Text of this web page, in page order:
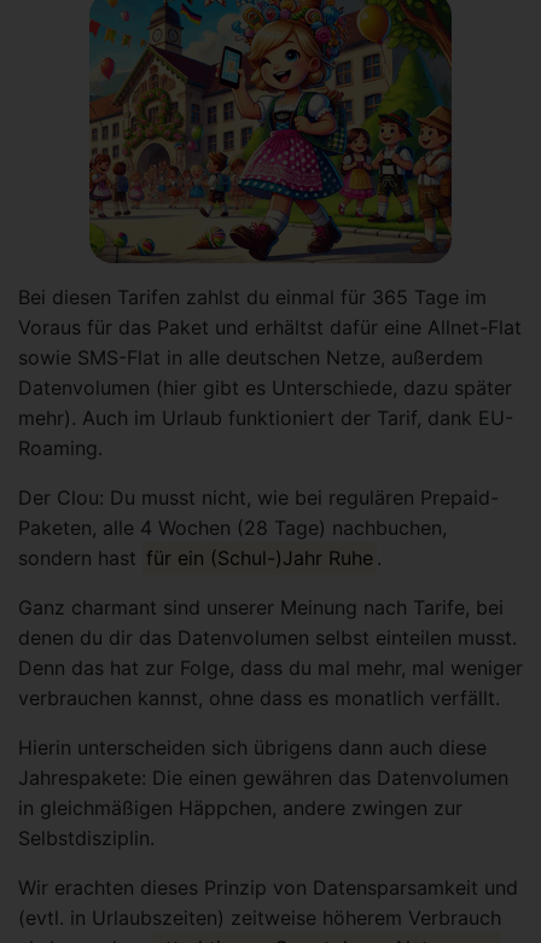
Bei diesen Tarifen zahlst du einmal für 365 Tage im
Voraus für das Paket und erhältst dafür eine Allnet-Flat
sowie SMS-Flat in alle deutschen Netze, außerdem
Datenvolumen (hier gibt es Unterschiede, dazu später
mehr). Auch im Urlaub funktioniert der Tarif, dank EU-
Roaming.
Der Clou: Du musst nicht, wie bei regulären Prepaid-
Paketen, alle 4 Wochen (28 Tage) nachbuchen,
sondern hast für ein (Schul-)Jahr Ruhe .
Ganz charmant sind unserer Meinung nach Tarife, bei
denen du dir das Datenvolumen selbst einteilen musst.
Denn das hat zur Folge, dass du mal mehr, mal weniger
verbrauchen kannst, ohne dass es monatlich verfällt.
Hierin unterscheiden sich übrigens dann auch diese
Jahrespakete: Die einen gewähren das Datenvolumen
in gleichmäßigen Häppchen, andere zwingen zur
Selbstdisziplin.
Wir erachten dieses Prinzip von Datensparsamkeit und
(evtl. in Urlaubszeiten) zeitweise höherem Verbrauch